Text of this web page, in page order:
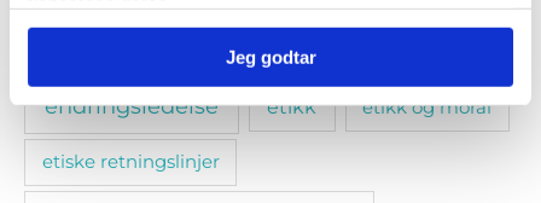
Jeg godtar
e-læring
endringsledelse etikk etikk og moral
etiske retningslinjer